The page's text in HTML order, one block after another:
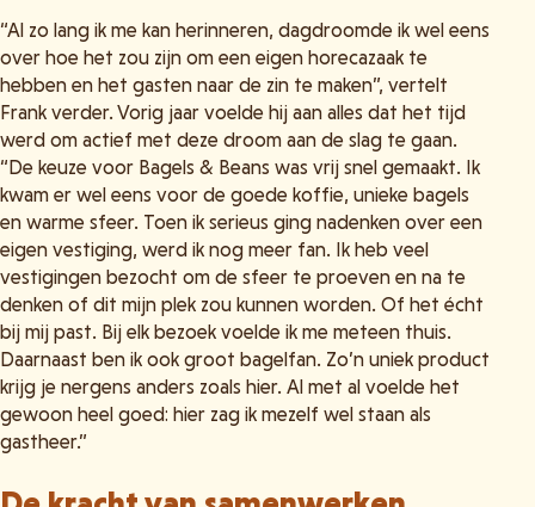
“Al zo lang ik me kan herinneren, dagdroomde ik wel eens
over hoe het zou zijn om een eigen horecazaak te
hebben en het gasten naar de zin te maken”, vertelt
Frank verder. Vorig jaar voelde hij aan alles dat het tijd
werd om actief met deze droom aan de slag te gaan.
“De keuze voor Bagels & Beans was vrij snel gemaakt. Ik
kwam er wel eens voor de goede koffie, unieke bagels
en warme sfeer. Toen ik serieus ging nadenken over een
eigen vestiging, werd ik nog meer fan. Ik heb veel
vestigingen bezocht om de sfeer te proeven en na te
denken of dit mijn plek zou kunnen worden. Of het écht
bij mij past. Bij elk bezoek voelde ik me meteen thuis.
Daarnaast ben ik ook groot bagelfan. Zo’n uniek product
krijg je nergens anders zoals hier. Al met al voelde het
gewoon heel goed: hier zag ik mezelf wel staan als
gastheer.”